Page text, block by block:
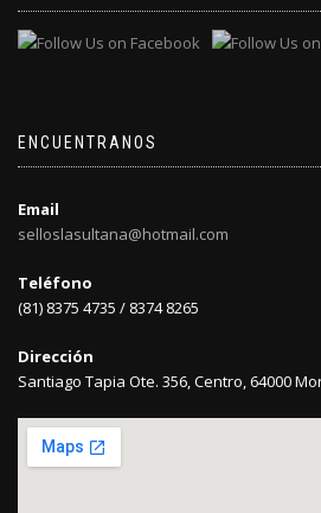
ENCUENTRANOS
Email
selloslasultana@hotmail.com
Teléfono
(81) 8375 4735 / 8374 8265
Dirección
Santiago Tapia Ote. 356, Centro, 64000